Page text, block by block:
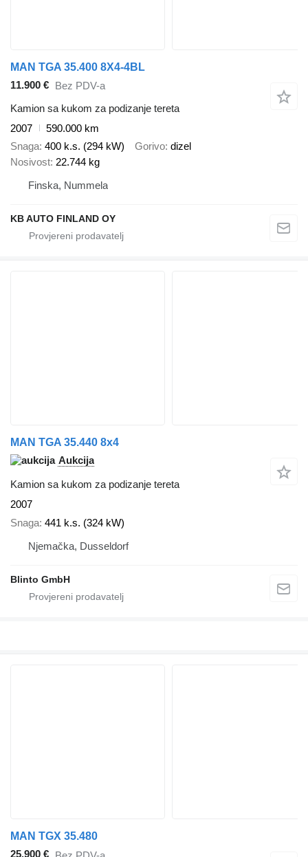
MAN TGA 35.400 8X4-4BL
11.900 € Bez PDV-a
Kamion sa kukom za podizanje tereta
2007
590.000 km
Snaga 400 k.s. (294 kW) Gorivo dizel
Nosivost 22.744 kg
Finska, Nummela
KB AUTO FINLAND OY
MAN TGA 35.440 8x4
Aukcija
Kamion sa kukom za podizanje tereta
2007
Snaga 441 k.s. (324 kW)
Njemačka, Dusseldorf
Blinto GmbH
MAN TGX 35.480
25.900 €